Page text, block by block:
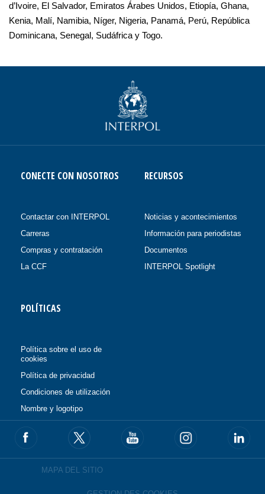
d’Ivoire, El Salvador, Emiratos Árabes Unidos, Etiopía, Ghana,
Kenia, Malí, Namibia, Níger, Nigeria, Panamá, Perú, República
Dominicana, Senegal, Sudáfrica y Togo.
CONECTE CON NOSOTROS
Contactar con INTERPOL
Carreras
Compras y contratación
La CCF
RECURSOS
Noticias y acontecimientos
Información para periodistas
Documentos
INTERPOL Spotlight
POLÍTICAS
Política sobre el uso de
cookies
Política de privacidad
Condiciones de utilización
Nombre y logotipo
MAPA DEL SITIO